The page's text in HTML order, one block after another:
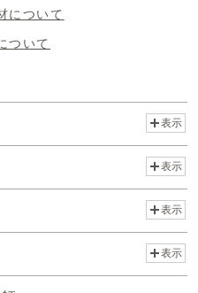
について
ついて
表示
表示
表示
表示